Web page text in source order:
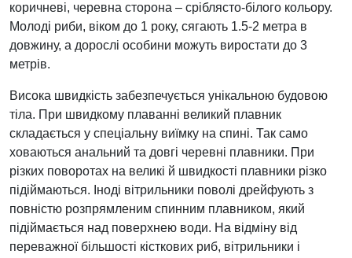
коричневі, черевна сторона – сріблясто-білого кольору.
Молоді риби, віком до 1 року, сягають 1.5-2 метра в
довжину, а дорослі особини можуть виростати до 3
метрів.
Висока швидкість забезпечується унікальною будовою
тіла. При швидкому плаванні великий плавник
складається у спеціальну виїмку на спині. Так само
ховаються анальний та довгі черевні плавники. При
різких поворотах на великі й швидкості плавники різко
підіймаються. Іноді вітрильники поволі дрейфують з
повністю розпрямленим спинним плавником, який
підіймається над поверхнею води. На відміну від
переважної більшості кісткових риб, вітрильники і